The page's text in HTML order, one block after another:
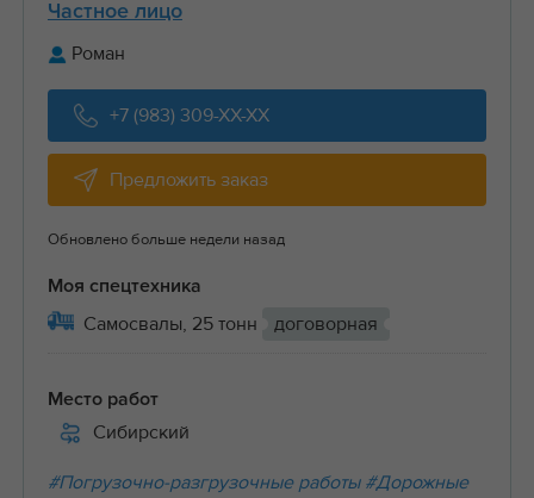
Частное лицо
Роман
+7 (983) 309-XX-XX
Предложить заказ
Обновлено больше недели назад
Моя спецтехника
Самосвалы, 25 тонн договорная
Место работ
Сибирский
#Погрузочно-разгрузочные работы #Дорожные